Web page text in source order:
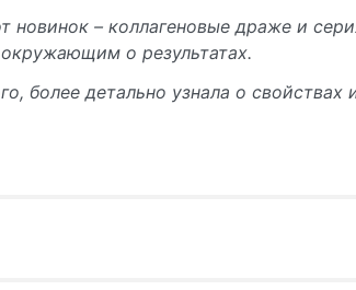
новинок – коллагеновые драже и
о результатах.
более детально узнала о свойствах